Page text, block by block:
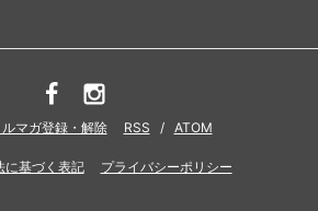
ルマガ登録・解除 RSS / ATOM
に基づく表記 プライバシーポリシー